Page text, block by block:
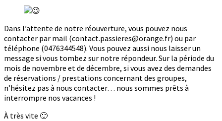
Dans l’attente de notre réouverture, vous pouvez nous
contacter par mail (contact.passieres@orange.fr) ou par
téléphone (0476344548). Vous pouvez aussi nous laisser un
message si vous tombez sur notre répondeur. Sur la période du
mois de novembre et de décembre, si vous avez des demandes
de réservations / prestations concernant des groupes,
n’hésitez pas à nous contacter… nous sommes prêts à
interrompre nos vacances !
À très vite 🙂